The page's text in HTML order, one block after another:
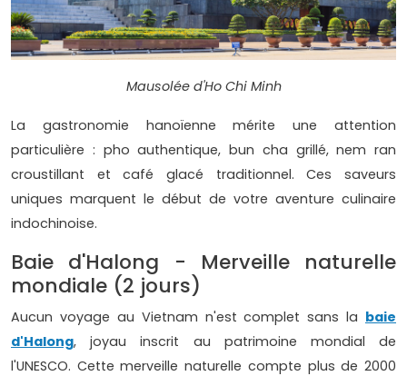
Mausolée d'Ho Chi Minh
La gastronomie hanoïenne mérite une attention
particulière : pho authentique, bun cha grillé, nem ran
croustillant et café glacé traditionnel. Ces saveurs
uniques marquent le début de votre aventure culinaire
indochinoise.
Baie d'Halong - Merveille naturelle
mondiale (2 jours)
Aucun voyage au Vietnam n'est complet sans la baie
d'Halong, joyau inscrit au patrimoine mondial de
l'UNESCO. Cette merveille naturelle compte plus de 2000